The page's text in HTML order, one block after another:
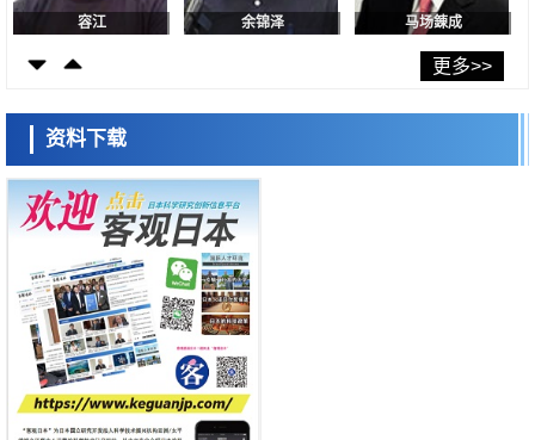
治疗
科学研究
夜景也能清晰呈现在纸上——日本“铁路摄影迷”教授研发新技术
科学研究
【JST事业成果】开发低成本与低功耗的新型AI处理器
科学研究
东海大与东北大阐明炎症迁延的生理机制， PAI-1抑制有望应用于炎症性
疾病及组织再生治疗
科学研究
理研发现产生调节性T细胞的细胞操作方法，或可抑制对外来抗原的过度
免疫应答
政策
日本企业的研发投资应转向新技术领域——大和综研呼吁摆脱“中等技术
国家陷阱”
科学研究
容江 余锦泽 马场錬成
日本科学未来馆 科学交
流员
小岩井忠道 泷川 进
更多>>
资料下载